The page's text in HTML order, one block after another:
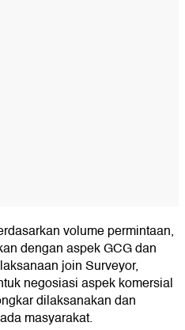
volume permintaan,
dengan aspek GCG dan
join Surveyor,
negosiasi aspek komersial
dilaksanakan dan
masyarakat.